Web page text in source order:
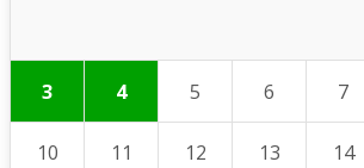
3 4 5 6 7
10 11 12 13 14